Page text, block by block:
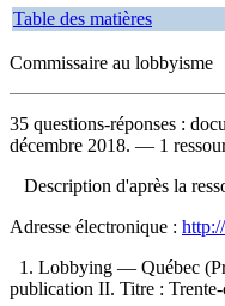
Table des matières
Commissaire au lobbyisme
35 questions-réponses :
décembre 2018. — 1
Description d'après la
Adresse électronique :
1. Lobbying — Québec
publication II. Titre : Trente-